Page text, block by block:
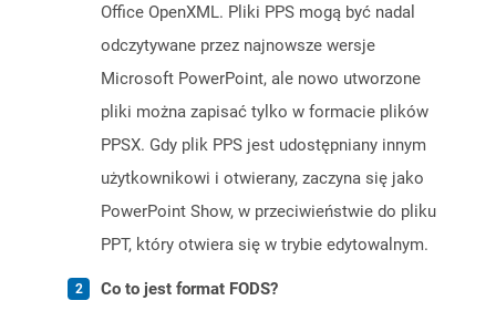
Office OpenXML. Pliki PPS mogą być nadal
odczytywane przez najnowsze wersje
Microsoft PowerPoint, ale nowo utworzone
pliki można zapisać tylko w formacie plików
PPSX. Gdy plik PPS jest udostępniany innym
użytkownikowi i otwierany, zaczyna się jako
PowerPoint Show, w przeciwieństwie do pliku
PPT, który otwiera się w trybie edytowalnym.
Co to jest format FODS?